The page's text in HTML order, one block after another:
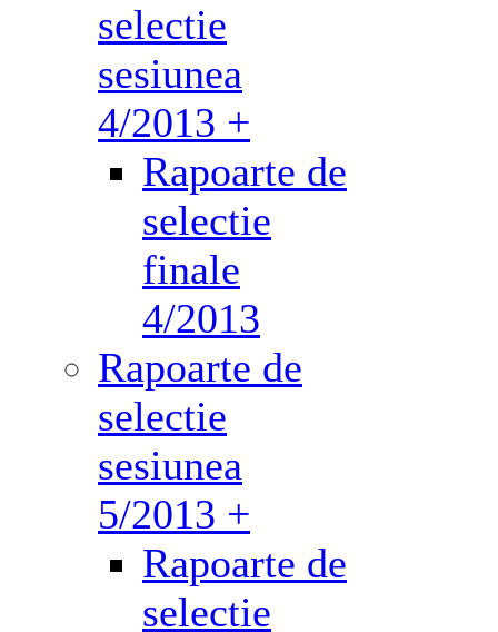
selectie
sesiunea
4/2013 +
Rapoarte de
selectie
finale
4/2013
Rapoarte de
selectie
sesiunea
5/2013 +
Rapoarte de
selectie